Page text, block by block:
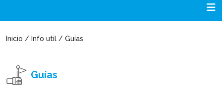
Inicio / Info util / Guías
Guías